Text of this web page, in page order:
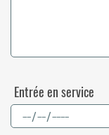
Entrée en service